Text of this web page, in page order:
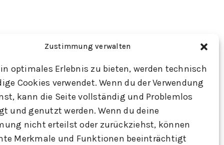
Zustimmung verwalten
optimales Erlebnis zu bieten, werden technisch
Cookies verwendet. Wenn du der Verwendung
kann die Seite vollständig und Problemlos
und genutzt werden. Wenn du deine
nicht erteilst oder zurückziehst, können
Merkmale und Funktionen beeinträchtigt
tinewittler.de
TINE WITTLER UNTERNEHMUNGEN
durchASHDCC